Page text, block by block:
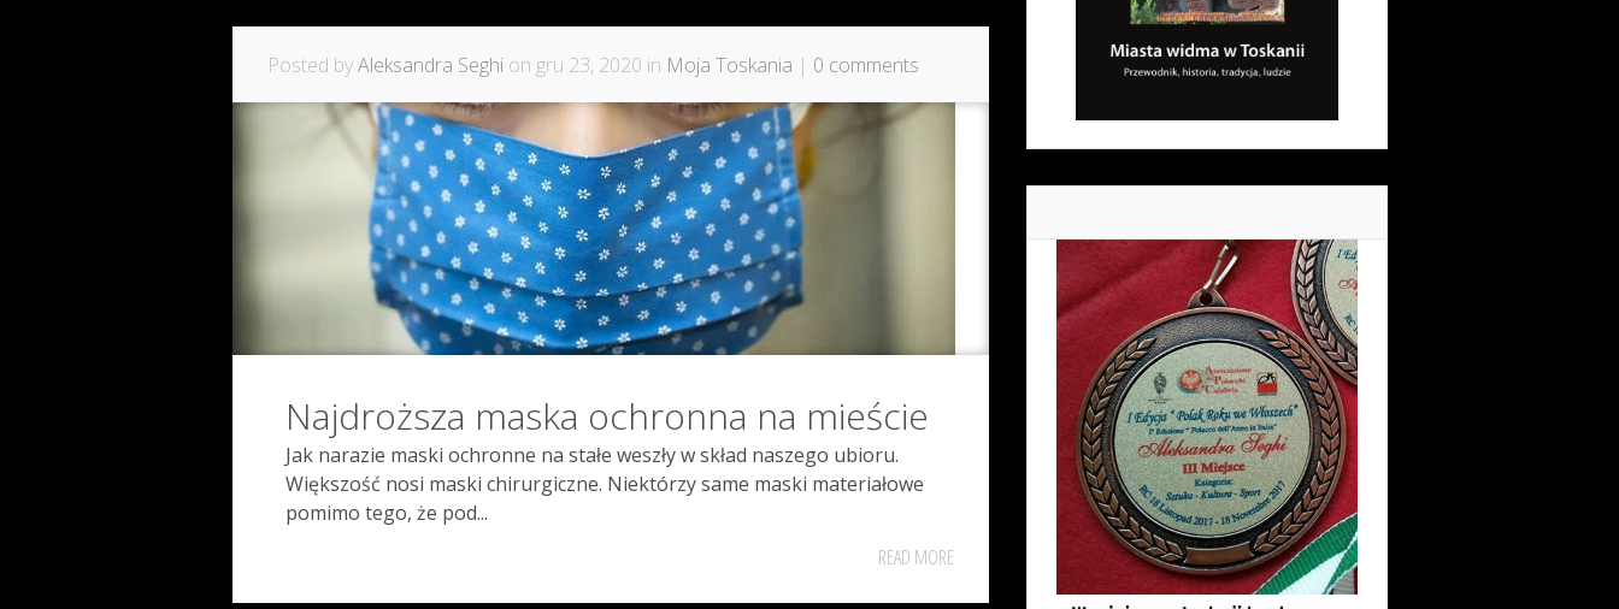
Posted byAleksandra Seghi on gru 23, 2020 in Moja Toskania | 0 comments
Najdroższa maska ochronna na mieście
Jak narazie maski ochronne na stałe weszły w skład naszego ubioru.
Większość nosi maski chirurgiczne. Niektórzy same maski materiałowe
pomimo tego, że pod...
READ MORE